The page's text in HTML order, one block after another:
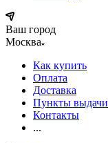
Ваш город
Москва
Как купить
Оплата
Доставка
Пункты выдачи
Контакты
...